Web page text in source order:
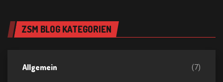
ZSM BLOG KATEGORIEN
Allgemein (7)